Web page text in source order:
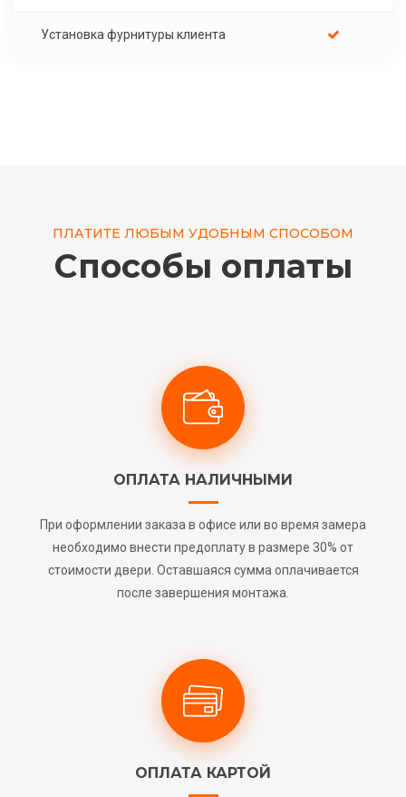
Установка фурнитуры клиента
ПЛАТИТЕ ЛЮБЫМ УДОБНЫМ СПОСОБОМ
Способы оплаты
ОПЛАТА НАЛИЧНЫМИ
При оформлении заказа в офисе или во время замера
необходимо внести предоплату в размере 30% от
стоимости двери. Оставшаяся сумма оплачивается
после завершения монтажа.
ОПЛАТА КАРТОЙ